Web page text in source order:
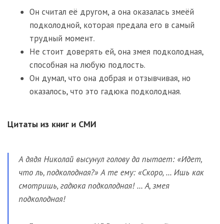
Он считал её другом, а она оказалась змеёй
подколодной, которая предала его в самый
трудный момент.
Не стоит доверять ей, она змея подколодная,
способная на любую подлость.
Он думал, что она добрая и отзывчивая, но
оказалось, что это гадюка подколодная.
Цитаты из книг и СМИ
А дядя Николай высунул голову да пытает: «Идет,
что ль, подколодная?» А те ему: «Скоро, … Ишь как
смотришь, гадюка подколодная! … А, змея
подколодная!